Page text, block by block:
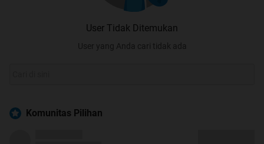
User Tidak Ditemukan
User yang Anda cari tidak ada
Komunitas Pilihan